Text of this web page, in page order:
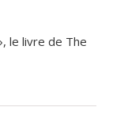
le livre de The